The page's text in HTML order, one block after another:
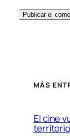
MÁS
El cine